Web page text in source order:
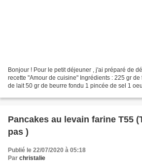
Bonjour ! Pour le petit déjeuner , j'ai préparé de
recette "Amour de cuisine" Ingrédients : 225 gr
de lait 50 gr de beurre fondu 1 pincée de sel 1
Pancakes au levain farine T55
pas )
Publié le 22/07/2020 à 05:18
Par christalie